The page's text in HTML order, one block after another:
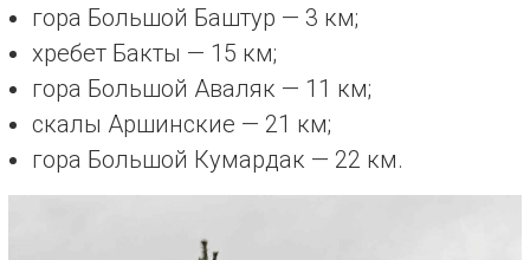
гора Большой Баштур — 3 км;
хребет Бакты — 15 км;
гора Большой Аваляк — 11 км;
скалы Аршинские — 21 км;
гора Большой Кумардак — 22 км.